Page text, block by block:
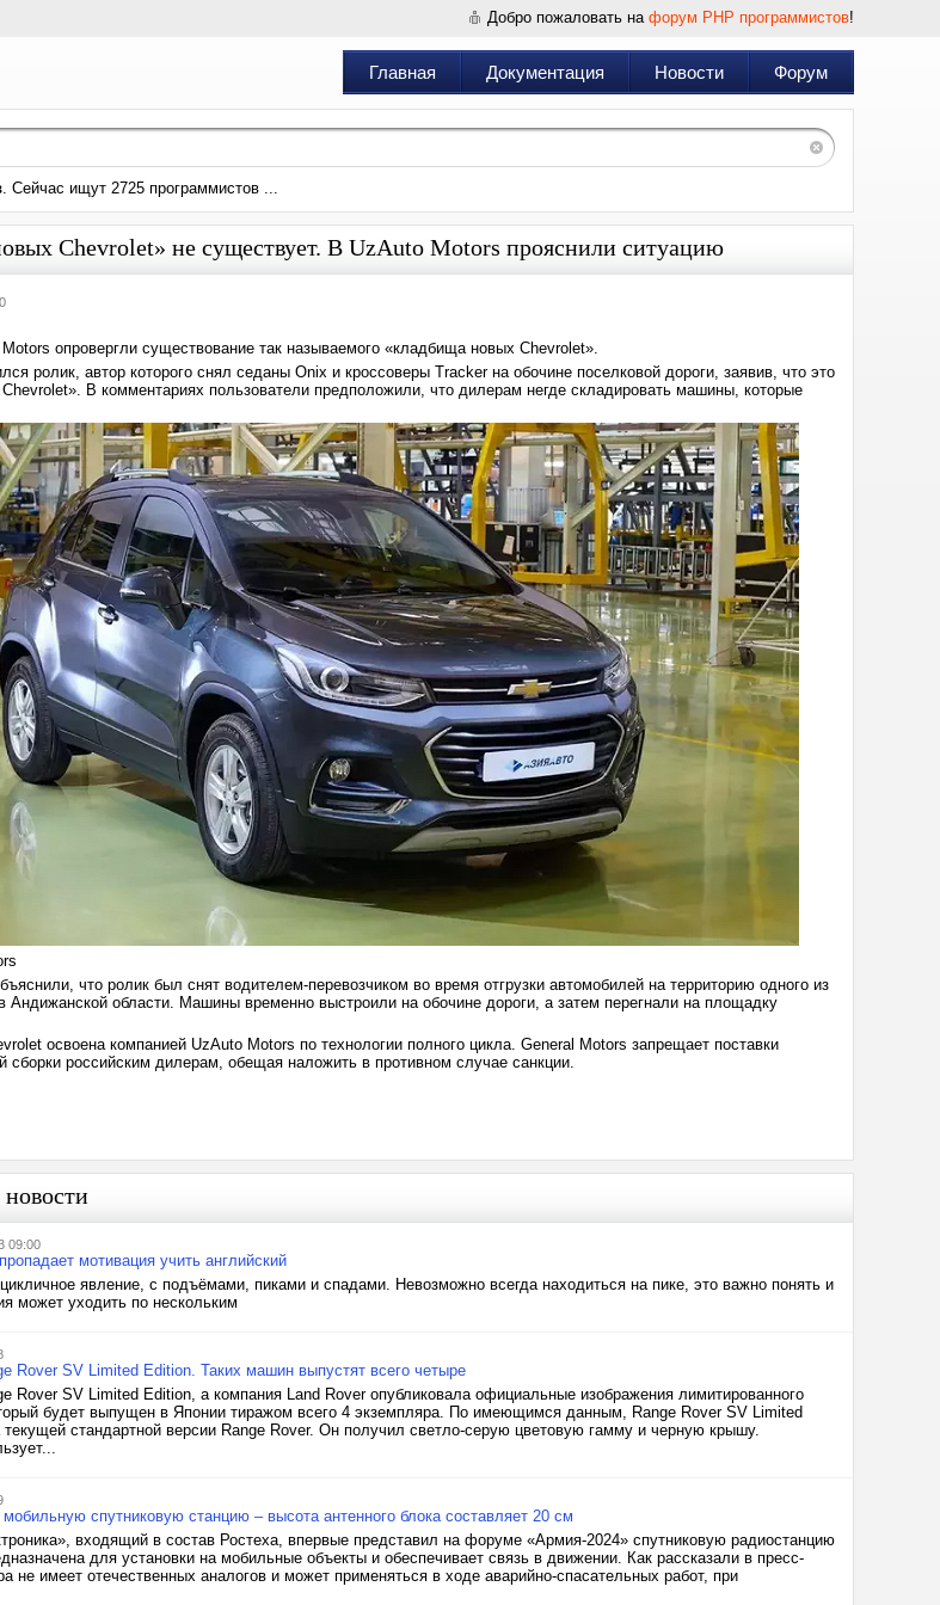
Добро пожаловать на форум PHP программистов!
Главная Документация Новости Форум
. Сейчас ищут 2725 программистов ...
Chevrolet» не существует. В UzAuto Motors прояснили ситуацию
опровергли существование так называемого «кладбища новых Chevrolet».
ролик, автор которого снял седаны Onix и кроссоверы Tracker на обочине поселковой дороги, заявив, что это
В комментариях пользователи предположили, что дилерам негде складировать машины, которые
что ролик был снят водителем-перевозчиком во время отгрузки автомобилей на территорию одного из
Андижанской области. Машины временно выстроили на обочине дороги, а затем перегнали на площадку
освоена компанией UzAuto Motors по технологии полного цикла. General Motors запрещает поставки
сборки российским дилерам, обещая наложить в противном случае санкции.
09:00
мотивация учить английский
явление, с подъёмами, пиками и спадами. Невозможно всегда находиться на пике, это важно понять и
может уходить по нескольким
Rover SV Limited Edition. Таких машин выпустят всего четыре
Rover SV Limited Edition, а компания Land Rover опубликовала официальные изображения лимитированного
будет выпущен в Японии тиражом всего 4 экземпляра. По имеющимся данным, Range Rover SV Limited
текущей стандартной версии Range Rover. Он получил светло-серую цветовую гамму и черную крышу.
спутниковую станцию – высота антенного блока составляет 20 см
входящий в состав Ростеха, впервые представил на форуме «Армия-2024» спутниковую радиостанцию
для установки на мобильные объекты и обеспечивает связь в движении. Как рассказали в пресс-
не имеет отечественных аналогов и может применяться в ходе аварийно-спасательных работ, при